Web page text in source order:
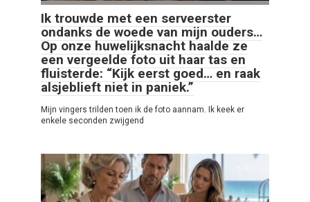
Ik trouwde met een serveerster
ondanks de woede van mijn ouders…
Op onze huwelijksnacht haalde ze
een vergeelde foto uit haar tas en
fluisterde: “Kijk eerst goed… en raak
alsjeblieft niet in paniek.”
Mijn vingers trilden toen ik de foto aannam. Ik keek er
enkele seconden zwijgend